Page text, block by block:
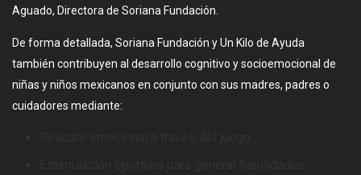
Aguado, Directora de Soriana Fundación.
De forma detallada, Soriana Fundación y Un Kilo de Ayuda
también contribuyen al desarrollo cognitivo y socioemocional de
niñas y niños mexicanos en conjunto con sus madres, padres o
cuidadores mediante: